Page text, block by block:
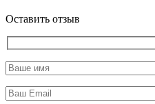
Оставить отзыв